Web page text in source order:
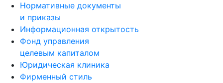
Нормативные документы
и приказы
Информационная открытость
Фонд управления
целевым капиталом
Юридическая клиника
Фирменный стиль